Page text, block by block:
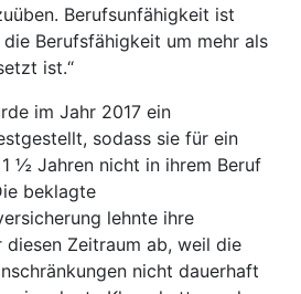
Berufsunfähigkeit ist
die Berufsfähigkeit um mehr als
ist.“
im Jahr 2017 ein
sodass sie für ein
½ Jahren nicht in ihrem Beruf
beklagte
lehnte ihre
Zeitraum ab, weil die
nicht dauerhaft